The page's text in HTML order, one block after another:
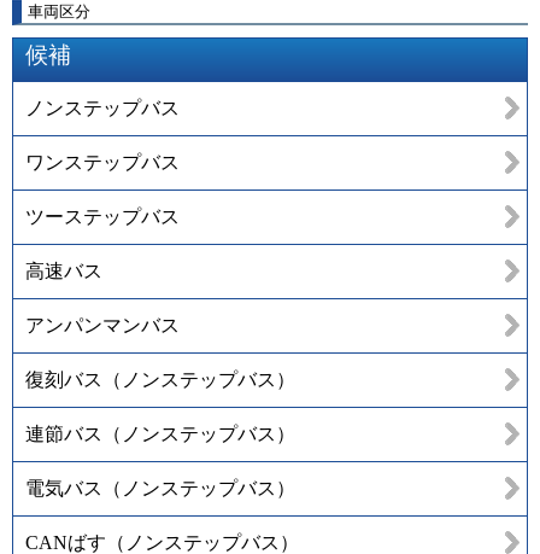
車両区分
候補
ノンステップバス
ワンステップバス
ツーステップバス
高速バス
アンパンマンバス
復刻バス（ノンステップバス）
連節バス（ノンステップバス）
電気バス（ノンステップバス）
CANばす（ノンステップバス）